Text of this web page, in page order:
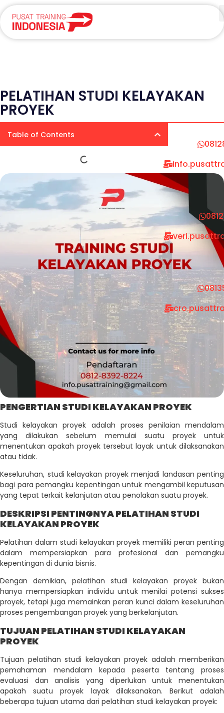
PELATIHAN STUDI KELAYAKAN
PROYEK
Table of Contents
PENGERTIAN STUDI KELAYAKAN PROYEK
Studi kelayakan proyek adalah proses penilaian mendalam
yang dilakukan sebelum memulai suatu proyek untuk
menentukan apakah proyek tersebut layak untuk dilaksanakan
atau tidak.
Keseluruhan, studi kelayakan proyek menjadi landasan penting
bagi para pemangku kepentingan untuk mengambil keputusan
yang tepat terkait kelanjutan atau penolakan suatu proyek.
DESKRIPSI PENTINGNYA PELATIHAN STUDI
KELAYAKAN PROYEK
Pelatihan dalam studi kelayakan proyek memiliki peran penting
dalam mempersiapkan para profesional dan pemangku
kepentingan di dunia bisnis.
Dengan demikian, pelatihan studi kelayakan proyek bukan
hanya mempersiapkan individu untuk menilai potensi sukses
proyek, tetapi juga memainkan peran kunci dalam keseluruhan
proses pengembangan proyek yang berkelanjutan.
TUJUAN PELATIHAN STUDI KELAYAKAN
PROYEK
Tujuan pelatihan studi kelayakan proyek adalah memberikan
pemahaman mendalam kepada peserta tentang proses
evaluasi dan analisis yang diperlukan untuk menentukan
apakah suatu proyek layak dilaksanakan. Berikut adalah
beberapa tujuan utama dari pelatihan studi kelayakan proyek: